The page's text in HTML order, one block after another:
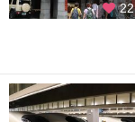
22